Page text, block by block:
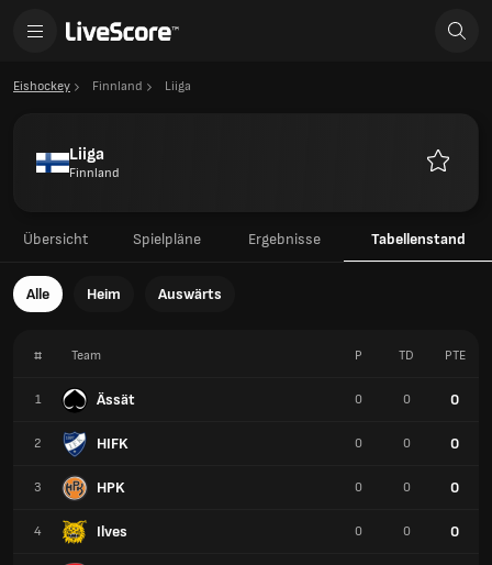
Eishockey Finnland Liiga
Liiga
Finnland
Übersicht Spielpläne Ergebnisse Tabellenstand
Alle Heim Auswärts
# Team
1 Ässät
2 HIFK
3 HPK
4 Ilves
P TD PTE
0 0 0
0 0 0
0 0 0
0 0 0